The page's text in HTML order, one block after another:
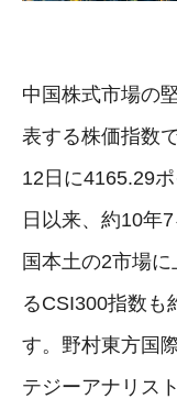
中国株式市場の
表する株価指数
12日に4165.29
日以来、約10年
国本土の2市場
るCSI300指数も
す。野村東方国
テジーアナリス